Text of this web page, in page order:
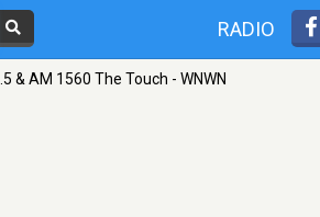
RADIO
& AM 1560 The Touch - WNWN